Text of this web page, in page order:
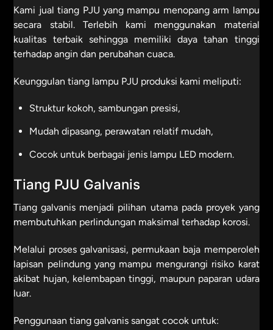
Kami jual tiang PJU yang mampu menopang arm lampu
secara stabil. Terlebih kami menggunakan material
kualitas terbaik sehingga memiliki daya tahan tinggi
terhadap angin dan perubahan cuaca.
Keunggulan tiang lampu PJU produksi kami meliputi:
Struktur kokoh, sambungan presisi,
Mudah dipasang, perawatan relatif mudah,
Cocok untuk berbagai jenis lampu LED modern.
Tiang PJU Galvanis
Tiang galvanis menjadi pilihan utama pada proyek yang
membutuhkan perlindungan maksimal terhadap korosi.
Melalui proses galvanisasi, permukaan baja memperoleh
lapisan pelindung yang mampu mengurangi risiko karat
akibat hujan, kelembapan tinggi, maupun paparan udara
luar.
Penggunaan tiang galvanis sangat cocok untuk: